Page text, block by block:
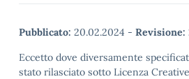
Pubblicato: 20.02.2024 - Revisione:
Eccetto dove diversamente
stato rilasciato sotto Licenza